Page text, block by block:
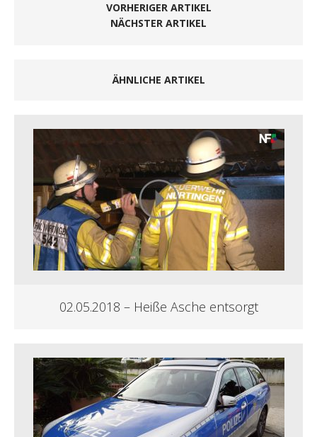
VORHERIGER ARTIKEL
NÄCHSTER ARTIKEL
ÄHNLICHE ARTIKEL
02.05.2018 – Heiße Asche entsorgt